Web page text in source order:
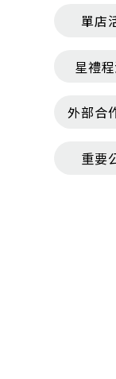
單店
星禮
外部合
重要